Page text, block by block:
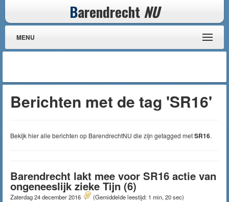
Barendrecht NU
MENU
Berichten met de tag 'SR16'
Bekijk hier alle berichten op BarendrechtNU die zijn getagged metSR16.
Barendrecht lakt mee voor SR16 actie van
ongeneeslijk zieke Tijn (6)
Zaterdag 24 december 2016 (Gemiddelde leestijd: 1 min, 20 sec)